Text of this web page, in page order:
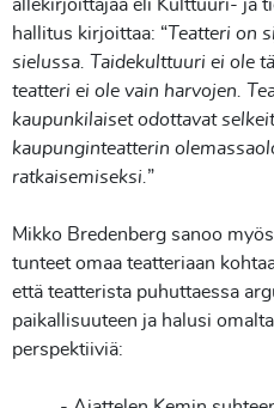
allekirjoittajaa eli Kulttuuri- ja
hallitus kirjoittaa: “ Teatteri on
sielussa. Taidekulttuuri ei ole
teatteri ei ole vain harvojen.
kaupunkilaiset odottavat
kaupunginteatterin
ratkaisemiseksi. ”
Mikko Bredenberg sanoo
tunteet omaa teatteriaan
että teatterista puhuttaessa
paikallisuuteen ja halusi
perspektiiviä: